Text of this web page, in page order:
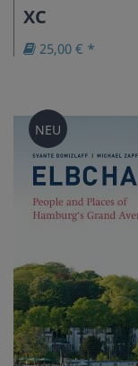
XC
25,00 € *
NEU